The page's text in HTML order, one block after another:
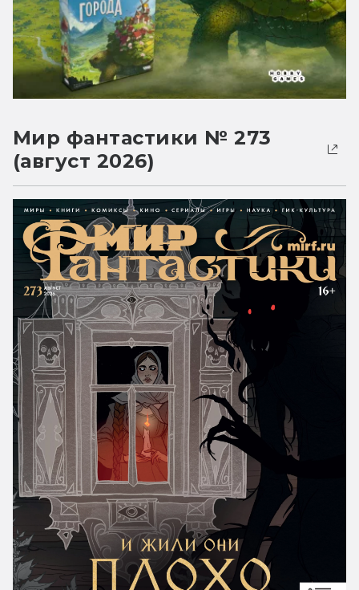
Мир фантастики № 273
(август 2026)